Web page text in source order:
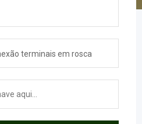
terminais em rosca